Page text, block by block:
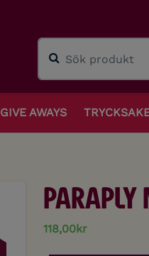
GIVE AWAYS
Paraply
118,00kr